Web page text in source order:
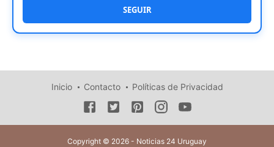
SEGUIR
Inicio Contacto Políticas de Privacidad
Copyright © 2026 - Noticias 24 Uruguay